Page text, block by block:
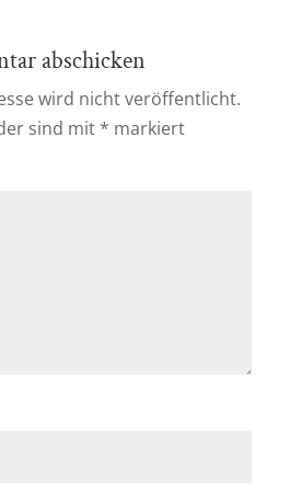
abschicken
wird nicht veröffentlicht.
sind mit * markiert